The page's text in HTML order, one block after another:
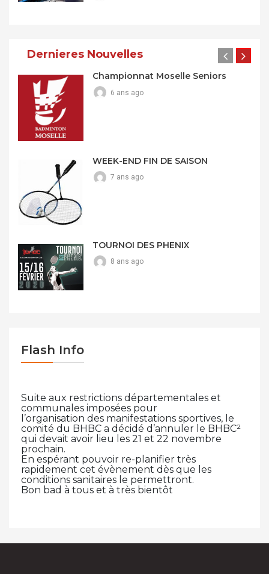
Dernieres Nouvelles
Championnat Moselle Seniors
6 ans ago
WEEK-END FIN DE SAISON
7 ans ago
TOURNOI DES PHENIX
8 ans ago
Flash Info
Suite aux restrictions départementales et
communales imposées pour
l’organisation des manifestations sportives, le
comité du BHBC a décidé d’annuler le BHBC²
qui devait avoir lieu les 21 et 22 novembre
prochain.
En espérant pouvoir re-planifier très
rapidement cet évènement dès que les
conditions sanitaires le permettront.
Bon bad à tous et à très bientôt